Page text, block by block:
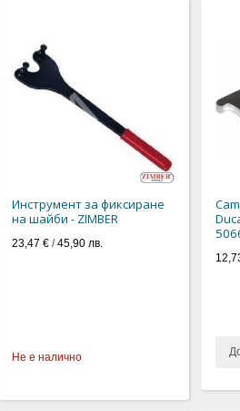
Инструмент за фиксиране
на шайби - ZIMBER
23,47 € /45,90 лв.
Не е налично